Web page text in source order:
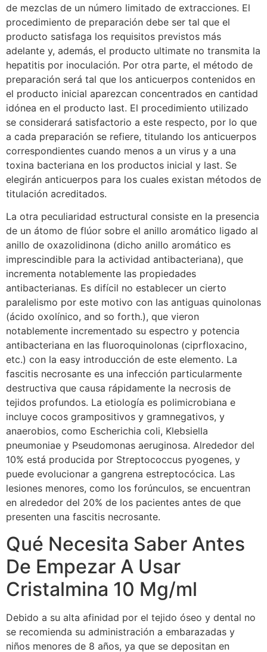
de mezclas de un número limitado de extracciones. El
procedimiento de preparación debe ser tal que el
producto satisfaga los requisitos previstos más
adelante y, además, el producto ultimate no transmita la
hepatitis por inoculación. Por otra parte, el método de
preparación será tal que los anticuerpos contenidos en
el producto inicial aparezcan concentrados en cantidad
idónea en el producto last. El procedimiento utilizado
se considerará satisfactorio a este respecto, por lo que
a cada preparación se refiere, titulando los anticuerpos
correspondientes cuando menos a un virus y a una
toxina bacteriana en los productos inicial y last. Se
elegirán anticuerpos para los cuales existan métodos de
titulación acreditados.
La otra peculiaridad estructural consiste en la presencia
de un átomo de flúor sobre el anillo aromático ligado al
anillo de oxazolidinona (dicho anillo aromático es
imprescindible para la actividad antibacteriana), que
incrementa notablemente las propiedades
antibacterianas. Es difícil no establecer un cierto
paralelismo por este motivo con las antiguas quinolonas
(ácido oxolínico, and so forth.), que vieron
notablemente incrementado su espectro y potencia
antibacteriana en las fluoroquinolonas (ciprfloxacino,
etc.) con la easy introducción de este elemento. La
fascitis necrosante es una infección particularmente
destructiva que causa rápidamente la necrosis de
tejidos profundos. La etiología es polimicrobiana e
incluye cocos grampositivos y gramnegativos, y
anaerobios, como Escherichia coli, Klebsiella
pneumoniae y Pseudomonas aeruginosa. Alrededor del
10% está producida por Streptococcus pyogenes, y
puede evolucionar a gangrena estreptocócica. Las
lesiones menores, como los forúnculos, se encuentran
en alrededor del 20% de los pacientes antes de que
presenten una fascitis necrosante.
Qué Necesita Saber Antes
De Empezar A Usar
Cristalmina 10 Mg/ml
Debido a su alta afinidad por el tejido óseo y dental no
se recomienda su administración a embarazadas y
niños menores de 8 años, ya que se depositan en